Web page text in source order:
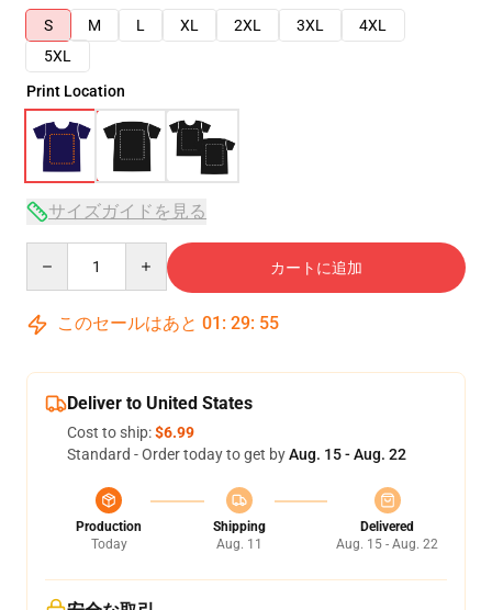
S
M L XL 2XL 3XL
4XL
5XL
Print Location
サイズガイドを見る
カートに追加
このセールはあと 01 : 29: 54
Deliver to United States
Cost to ship:$6.99
Standard - Order today to get byAug. 15 - Aug. 22
Production
Today
Shipping
Aug. 11
Delivered
Aug. 15 - Aug. 22